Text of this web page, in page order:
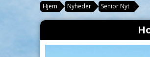
Hjem Nyheder Senior Nyt